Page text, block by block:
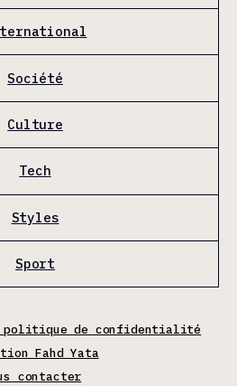
Société
Culture
Tech
Styles
Sport
politique de confidentialité
Fahd Yata
contacter